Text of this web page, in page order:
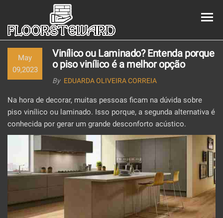
DE
May
09,2023
Vinílico ou Laminado? Entenda porque
o piso vinílico é a melhor opção
By EDUARDA OLIVEIRA CORREIA
Na hora de decorar, muitas pessoas ficam na dúvida sobre
piso vinílico ou laminado. Isso porque, a segunda alternativa é
conhecida por gerar um grande desconforto acústico.